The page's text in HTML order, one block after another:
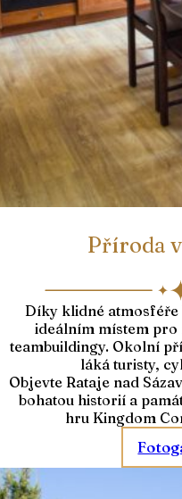
Příroda
Díky klidné atmosféře
ideálním místem pro
teambuildingy. Okolní
láká turisty,
Objevte Rataje nad
bohatou historií a
hru Kingdom